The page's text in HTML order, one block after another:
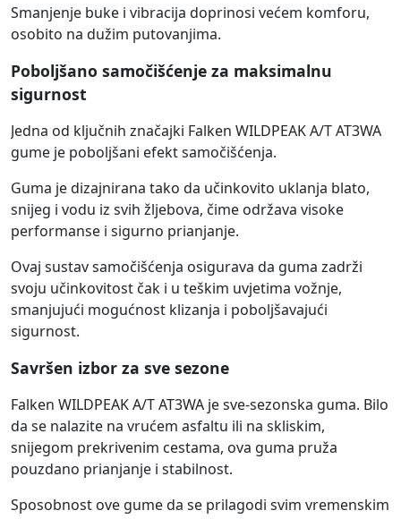
Smanjenje buke i vibracija doprinosi većem komforu,
osobito na dužim putovanjima.
Poboljšano samočišćenje za maksimalnu
sigurnost
Jedna od ključnih značajki Falken WILDPEAK A/T AT3WA
gume je poboljšani efekt samočišćenja.
Guma je dizajnirana tako da učinkovito uklanja blato,
snijeg i vodu iz svih žljebova, čime održava visoke
performanse i sigurno prianjanje.
Ovaj sustav samočišćenja osigurava da guma zadrži
svoju učinkovitost čak i u teškim uvjetima vožnje,
smanjujući mogućnost klizanja i poboljšavajući
sigurnost.
Savršen izbor za sve sezone
Falken WILDPEAK A/T AT3WA je sve-sezonska guma. Bilo
da se nalazite na vrućem asfaltu ili na skliskim,
snijegom prekrivenim cestama, ova guma pruža
pouzdano prianjanje i stabilnost.
Sposobnost ove gume da se prilagodi svim vremenskim